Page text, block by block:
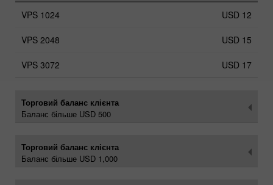
USD 12
USD 15
USD 17
Торговий баланс клієнта
Баланс більше USD 500
Торговий баланс клієнта
Баланс більше USD 1,000